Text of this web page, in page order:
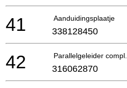
Aanduidingsplaatje
41 338128450
Parallelgeleider compl.
42 316062870